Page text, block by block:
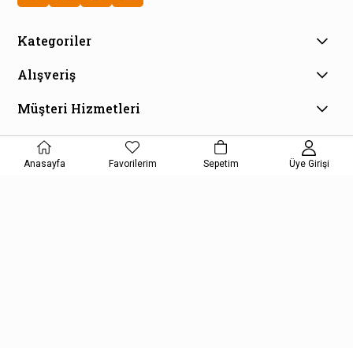
Kategoriler
Alışveriş
Müşteri Hizmetleri
E-Bülten Aboneliği
Kampanya ve fırsatlardan haberdar olmak için e-bültenimize
Anasayfa Favorilerim Sepetim Üye Girişi